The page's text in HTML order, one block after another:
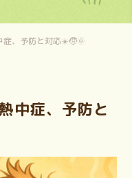
症、予防と対応☀️🧒🌞
中症、予防と